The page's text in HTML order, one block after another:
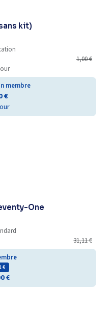
kit)
1,00€
membre
€
One
31,11€
€
€